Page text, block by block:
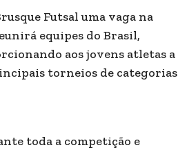
Futsal uma vaga na
equipes do Brasil,
aos jovens atletas a
torneios de categorias
toda a competição e